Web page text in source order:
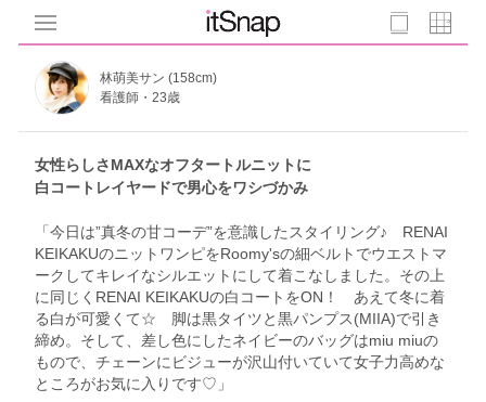
林萌美サン (158cm)
看護師・23歳
女性らしさMAXなオフタートルニットに
白コートレイヤードで男心をワシづかみ
「今日は”真冬の甘コーデ”を意識したスタイリング♪ RENAI
KEIKAKUのニットワンピをRoomy'sの細ベルトでウエストマ
ークしてキレイなシルエットにして着こなしました。その上
に同じくRENAI KEIKAKUの白コートをON！ あえて冬に着
る白が可愛くて☆ 脚は黒タイツと黒パンプス(MIIA)で引き
締め。そして、差し色にしたネイビーのバッグはmiu miuの
もので、チェーンにビジューが沢山付いていて女子力高めな
ところがお気に入りです♡」